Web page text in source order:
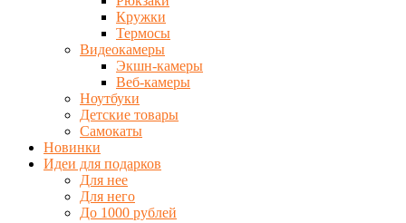
Кружки
Термосы
Видеокамеры
Экшн-камеры
Веб-камеры
Ноутбуки
Детские товары
Самокаты
Новинки
Идеи для подарков
Для нее
Для него
До 1000 рублей